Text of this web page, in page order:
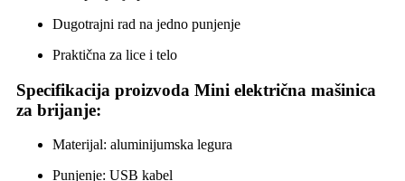
Dugotrajni rad na jedno punjenje
Praktična za lice i telo
Specifikacija proizvoda Mini električna mašinica
za brijanje:
Materijal: aluminijumska legura
Punjenje: USB kabel